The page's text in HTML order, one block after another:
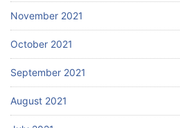
November 2021
October 2021
September 2021
August 2021